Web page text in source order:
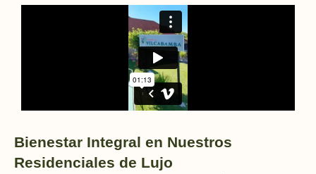
Bienestar Integral en Nuestros
Residenciales de Lujo